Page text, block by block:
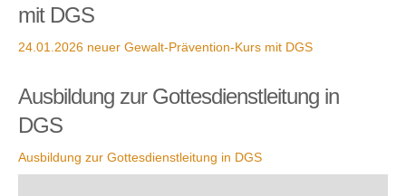
mit DGS
24.01.2026 neuer Gewalt-Prävention-Kurs mit DGS
Ausbildung zur Gottesdienstleitung in
DGS
Ausbildung zur Gottesdienstleitung in DGS